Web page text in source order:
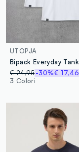
UTOPJA
€ 24,95-30%€ 17,46
3 Colori